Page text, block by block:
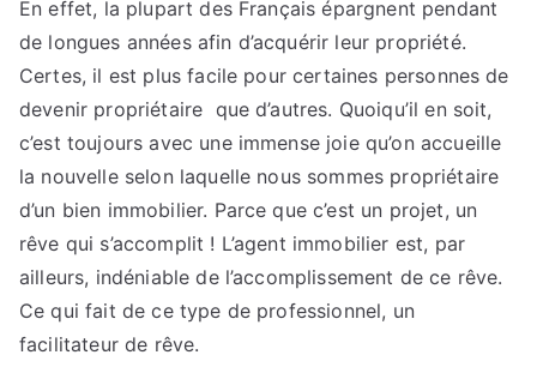
En effet, la plupart des Français épargnent pendant
de longues années afin d’acquérir leur propriété.
Certes, il est plus facile pour certaines personnes de
devenir propriétaire que d’autres. Quoiqu’il en soit,
c’est toujours avec une immense joie qu’on accueille
la nouvelle selon laquelle nous sommes propriétaire
d’un bien immobilier. Parce que c’est un projet, un
rêve qui s’accomplit ! L’agent immobilier est, par
ailleurs, indéniable de l’accomplissement de ce rêve.
Ce qui fait de ce type de professionnel, un
facilitateur de rêve.